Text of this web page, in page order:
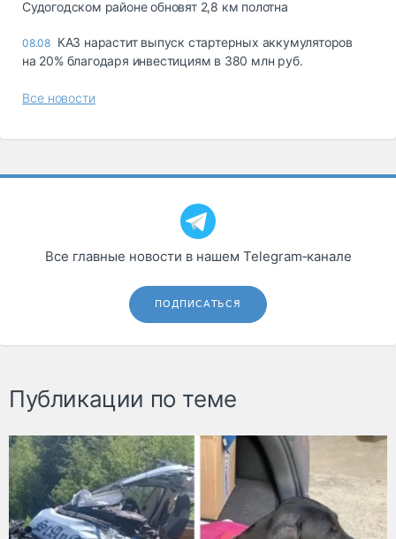
Судогодском районе обновят 2,8 км полотна
08.08 КАЗ нарастит выпуск стартерных аккумуляторов
на 20% благодаря инвестициям в 380 млн руб.
Все новости
Все главные новости в нашем Telegram‑канале
ПОДПИСАТЬСЯ
Публикации по теме